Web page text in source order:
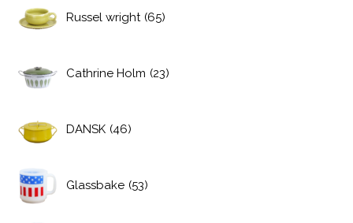
Russel wright (65)
Cathrine Holm (23)
DANSK (46)
Glassbake (53)